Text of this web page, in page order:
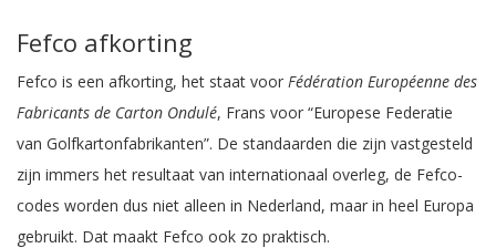
Fefco afkorting
Fefco is een afkorting, het staat voor Fédération Européenne des
Fabricants de Carton Ondulé, Frans voor “Europese Federatie
van Golfkartonfabrikanten”. De standaarden die zijn vastgesteld
zijn immers het resultaat van internationaal overleg, de Fefco-
codes worden dus niet alleen in Nederland, maar in heel Europa
gebruikt. Dat maakt Fefco ook zo praktisch.